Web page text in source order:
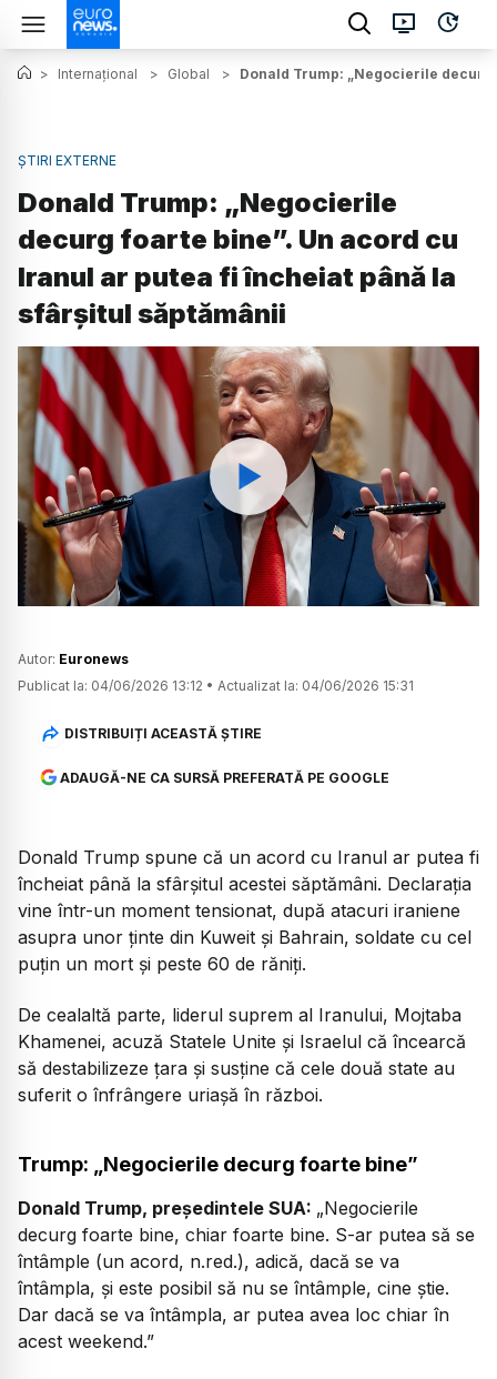
> Internațional > Global > Donald Trump: „Negocierile
ȘTIRI EXTERNE
Donald Trump: „Negocierile
decurg foarte bine”. Un acord cu
Iranul ar putea fi încheiat până la
sfârșitul săptămânii
Watch
Autor: Euronews
Publicat la: 04/06/2026 13:12 • Actualizat la: 04/06/2026 15:31
DISTRIBUIȚI ACEASTĂ ȘTIRE
ADAUGĂ-NE CA SURSĂ PREFERATĂ PE GOOGLE
Donald Trump spune că un acord cu Iranul ar putea fi
încheiat până la sfârșitul acestei săptămâni. Declarația
vine într-un moment tensionat, după atacuri iraniene
asupra unor ținte din Kuweit și Bahrain, soldate cu cel
puțin un mort și peste 60 de răniți.
De cealaltă parte, liderul suprem al Iranului, Mojtaba
Khamenei, acuză Statele Unite și Israelul că încearcă
să destabilizeze țara și susține că cele două state au
suferit o înfrângere uriașă în război.
Trump: „Negocierile decurg foarte bine”
Donald Trump, președintele SUA: „Negocierile
decurg foarte bine, chiar foarte bine. S-ar putea să se
întâmple (un acord, n.red.), adică, dacă se va
întâmpla, și este posibil să nu se întâmple, cine știe.
Dar dacă se va întâmpla, ar putea avea loc chiar în
acest weekend.”